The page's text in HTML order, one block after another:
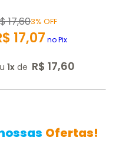
17,603% OFF
17,07 no Pix
1 de R$ 17,60
Ofertas!